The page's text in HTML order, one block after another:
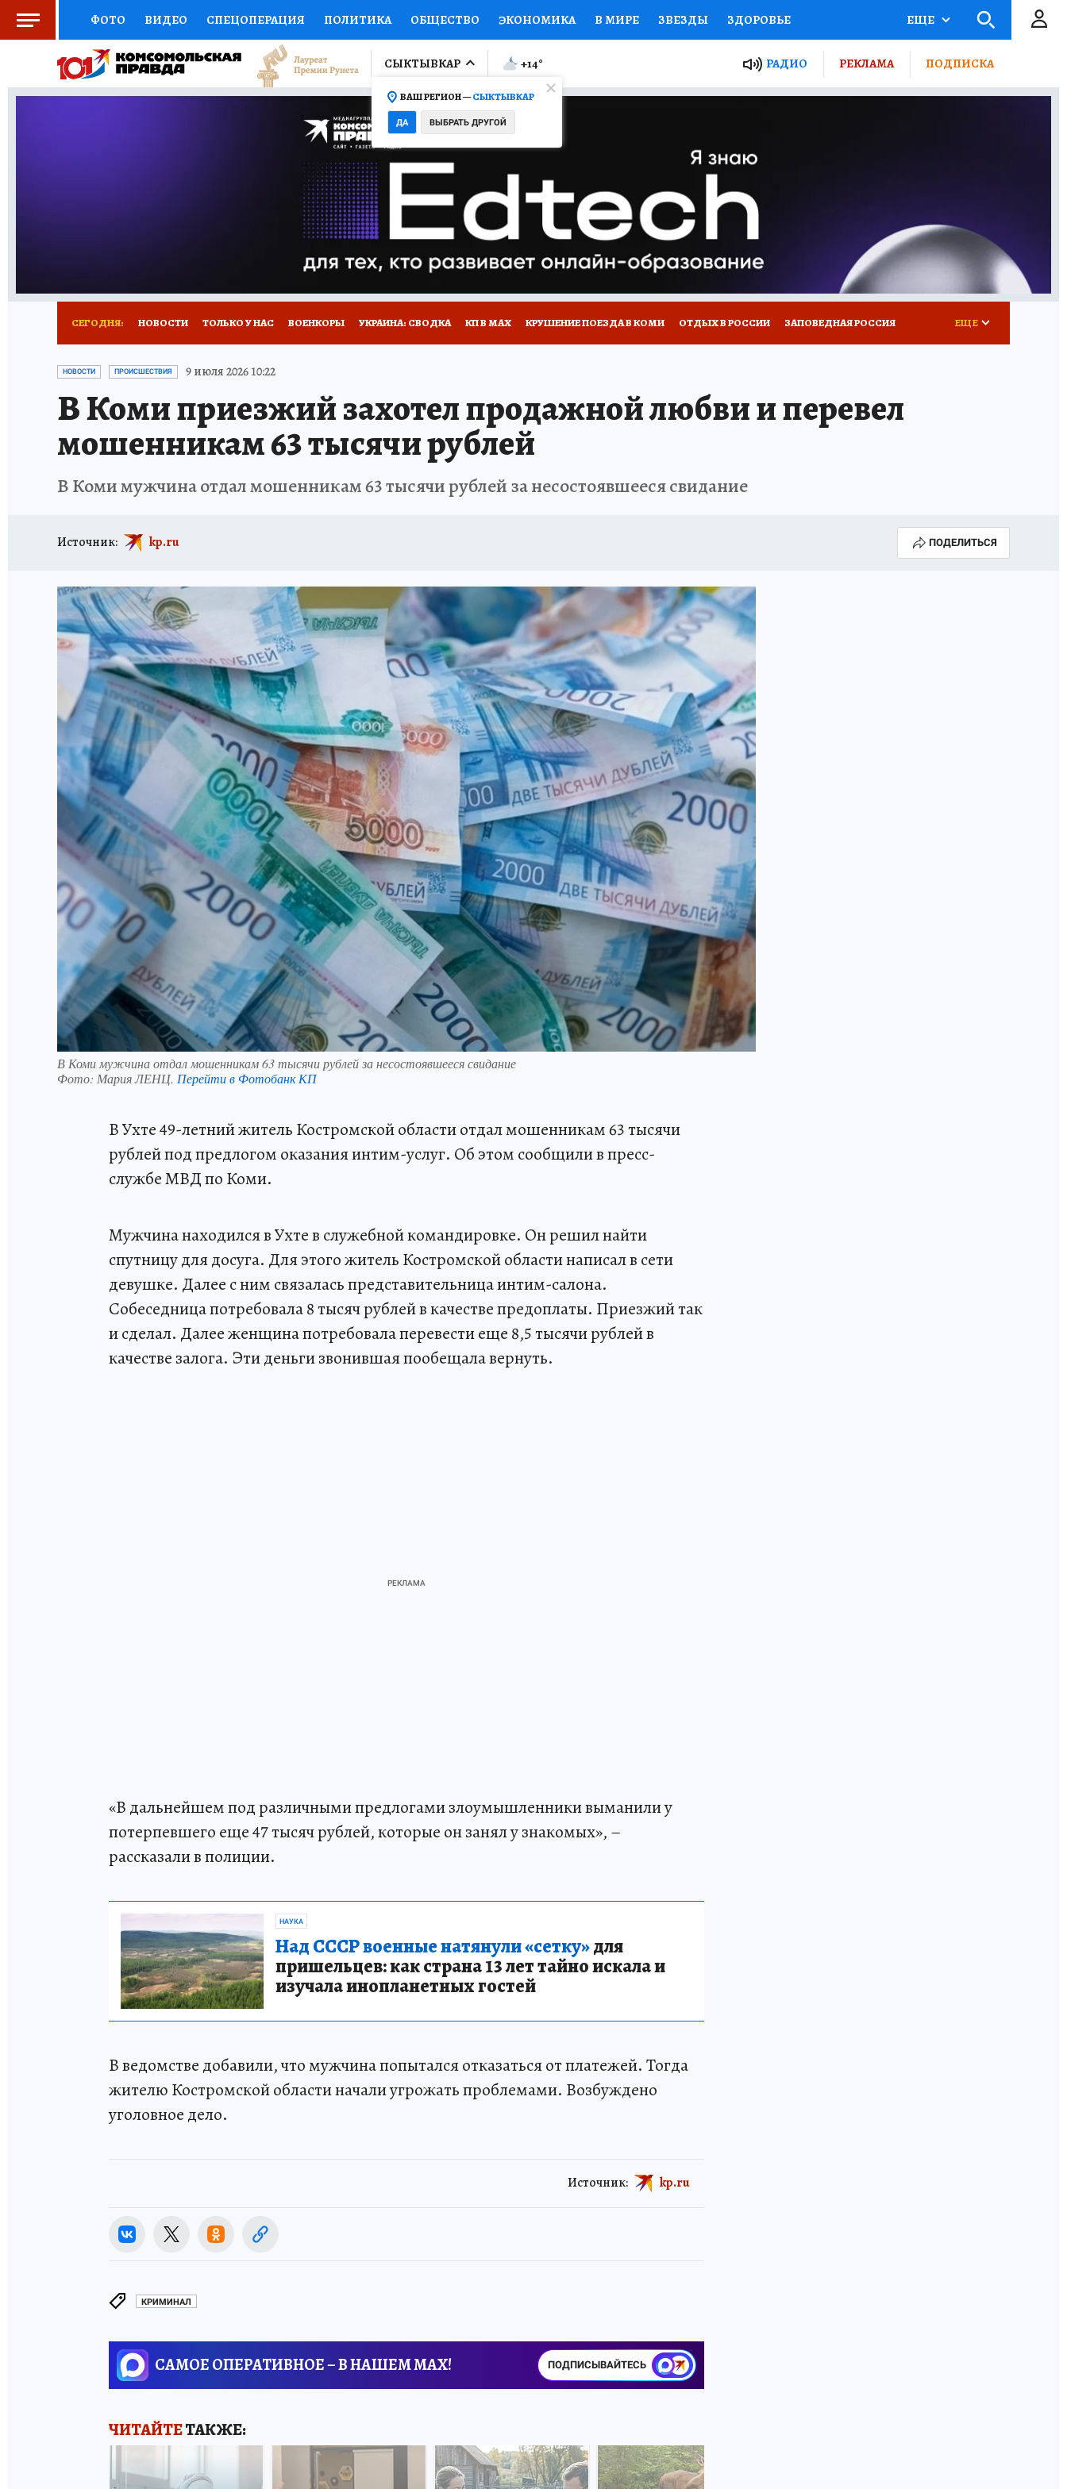
ФОТО ВИДЕО СПЕЦОПЕРАЦИЯ ПОЛИТИКА ОБЩЕСТВО ЭКОНОМИКА В МИРЕ ЗВЕЗДЫ ЗДОРОВЬЕ
СОЦПОДДЕРЖКА НАУКА СПОРТ КОЛУМНИСТЫ ПРОИСШЕСТВИЯ НАЦИОНАЛЬНЫЕ ПРОЕКТЫ РОССИИ
ВЫБОР ЭКСПЕРТОВ ДОКТОР ФИНАНСЫ ОТКРЫВАЕМ МИР Я ЗНАЮ СЕМЬЯ ЖЕНСКИЕ СЕКРЕТЫ ПУТЕВОДИТЕЛЬ
ПРОГНОЗЫ НА СПОРТ ПРОМОКОДЫ СЕРИАЛЫ
ТЕЛЕВИЗОР КОЛЛЕКЦИИ КОНКУРСЫ ГИД ПОТРЕБИТЕЛЯ
НОВОЕ НА САЙТЕ
ЕЩЕ
СЫКТЫВКАР
ВАШ РЕГИОН —СЫКТЫВКАР
ДА ВЫБРАТЬ ДРУГОЙ
+14° РАДИО РЕКЛАМА ПОДПИСКА
СЕГОДНЯ: НОВОСТИ ТОЛЬКО У НАС ВОЕНКОРЫ УКРАИНА: СВОДКА КП В МАХ КРУШЕНИЕ ПОЕЗДА В КОМИ ОТДЫХ В РОССИИ ЗАПОВЕДНАЯ РОССИЯ
ПРОИСШЕСТВИЯ АФИША
ЕЩЕ
НОВОСТИ ПРОИСШЕСТВИЯ 9 июля 2026 10:22
В Коми приезжий захотел продажной любви и перевел
мошенникам 63 тысячи рублей
В Коми мужчина отдал мошенникам 63 тысячи рублей за несостоявшееся свидание
Источник: kp.ru ПОДЕЛИТЬСЯ
В Коми мужчина отдал мошенникам 63 тысячи рублей за несостоявшееся свидание
Фото: Мария ЛЕНЦ. Перейти в Фотобанк КП
В Ухте 49-летний житель Костромской области отдал мошенникам 63 тысячи
рублей под предлогом оказания интим-услуг. Об этом сообщили в пресс-
службе МВД по Коми.
Мужчина находился в Ухте в служебной командировке. Он решил найти
спутницу для досуга. Для этого житель Костромской области написал в сети
девушке. Далее с ним связалась представительница интим-салона.
Собеседница потребовала 8 тысяч рублей в качестве предоплаты. Приезжий так
и сделал. Далее женщина потребовала перевести еще 8,5 тысячи рублей в
качестве залога. Эти деньги звонившая пообещала вернуть.
«В дальнейшем под различными предлогами злоумышленники выманили у
потерпевшего еще 47 тысяч рублей, которые он занял у знакомых», –
рассказали в полиции.
НАУКА
Над СССР военные натянули «сетку»для
пришельцев: как страна 13 лет тайно искала и
изучала инопланетных гостей
В ведомстве добавили, что мужчина попытался отказаться от платежей. Тогда
жителю Костромской области начали угрожать проблемами. Возбуждено
уголовное дело.
Источник: kp.ru
КРИМИНАЛ
САМОЕ ОПЕРАТИВНОЕ – В НАШЕМ MAX! ПОДПИСЫВАЙТЕСЬ
ЧИТАЙТЕТАКЖЕ: